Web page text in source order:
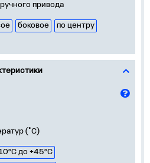
привода
боковое
по центру
(˚С)
до +45°С